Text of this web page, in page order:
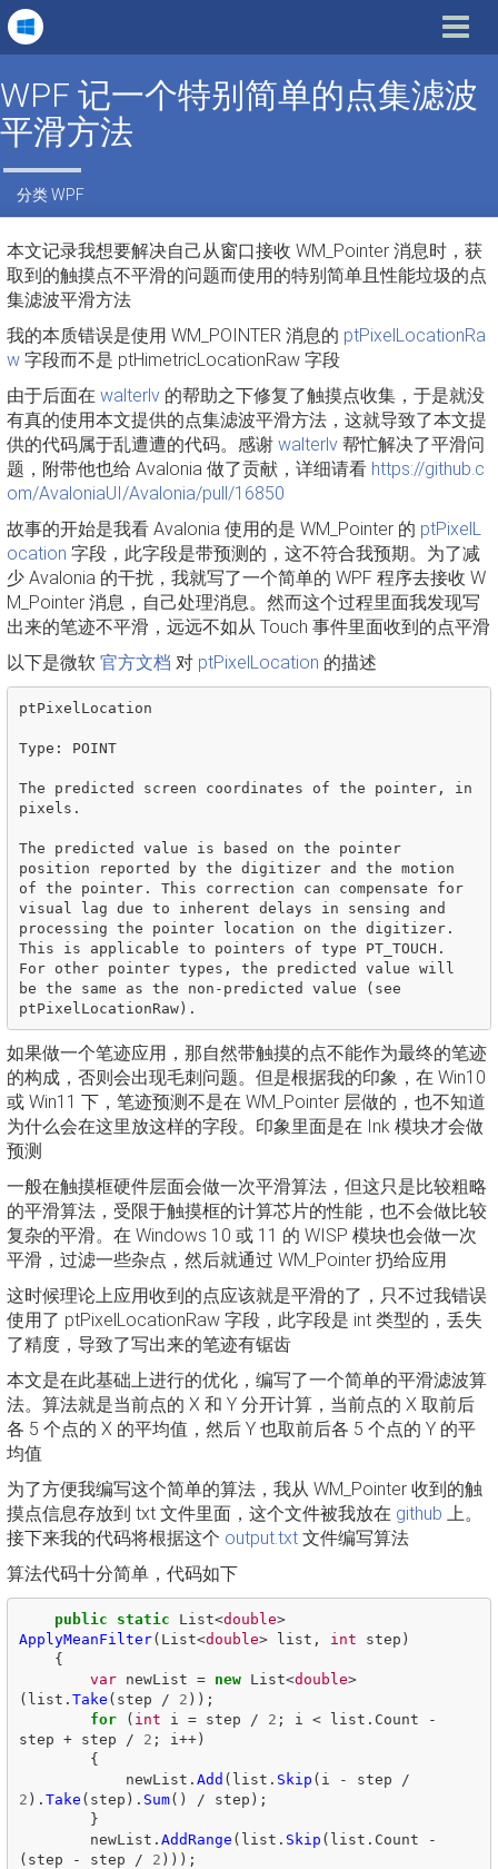
Toggle
WPF 记一个特别简单的点集滤波
平滑方法
分类WPF
本文记录我想要解决自己从窗口接收 WM_Pointer 消息时，获
取到的触摸点不平滑的问题而使用的特别简单且性能垃圾的点
集滤波平滑方法
我的本质错误是使用 WM_POINTER 消息的 ptPixelLocationRa
w 字段而不是 ptHimetricLocationRaw 字段
由于后面在 walterlv 的帮助之下修复了触摸点收集，于是就没
有真的使用本文提供的点集滤波平滑方法，这就导致了本文提
供的代码属于乱遭遭的代码。感谢 walterlv 帮忙解决了平滑问
题，附带他也给 Avalonia 做了贡献，详细请看 https://github.c
om/AvaloniaUI/Avalonia/pull/16850
故事的开始是我看 Avalonia 使用的是 WM_Pointer 的 ptPixelL
ocation 字段，此字段是带预测的，这不符合我预期。为了减
少 Avalonia 的干扰，我就写了一个简单的 WPF 程序去接收 W
M_Pointer 消息，自己处理消息。然而这个过程里面我发现写
出来的笔迹不平滑，远远不如从 Touch 事件里面收到的点平滑
以下是微软 官方文档 对 ptPixelLocation 的描述
ptPixelLocation
Type: POINT
The predicted screen coordinates of the pointer, in
pixels.
The predicted value is based on the pointer
position reported by the digitizer and the motion
of the pointer. This correction can compensate for
visual lag due to inherent delays in sensing and
processing the pointer location on the digitizer.
This is applicable to pointers of type PT_TOUCH.
For other pointer types, the predicted value will
be the same as the non-predicted value (see
如果做一个笔迹应用，那自然带触摸的点不能作为最终的笔迹
的构成，否则会出现毛刺问题。但是根据我的印象，在 Win10
或 Win11 下，笔迹预测不是在 WM_Pointer 层做的，也不知道
为什么会在这里放这样的字段。印象里面是在 Ink 模块才会做
预测
一般在触摸框硬件层面会做一次平滑算法，但这只是比较粗略
的平滑算法，受限于触摸框的计算芯片的性能，也不会做比较
复杂的平滑。在 Windows 10 或 11 的 WISP 模块也会做一次
平滑，过滤一些杂点，然后就通过 WM_Pointer 扔给应用
这时候理论上应用收到的点应该就是平滑的了，只不过我错误
使用了 ptPixelLocationRaw 字段，此字段是 int 类型的，丢失
了精度，导致了写出来的笔迹有锯齿
本文是在此基础上进行的优化，编写了一个简单的平滑滤波算
法。算法就是当前点的 X 和 Y 分开计算，当前点的 X 取前后
各 5 个点的 X 的平均值，然后 Y 也取前后各 5 个点的 Y 的平
均值
为了方便我编写这个简单的算法，我从 WM_Pointer 收到的触
摸点信息存放到 txt 文件里面，这个文件被我放在 github 上。
接下来我的代码将根据这个 output.txt 文件编写算法
算法代码十分简单，代码如下
public static List<double>
ApplyMeanFilter( List<double> list , int step )
{
var
newList = new List<double>
( list . Take ( step / 2 ));
for
( int i = step / 2 ; i < list . Count
-
step + step / 2 ; i ++)
{
newList . Add ( list . Skip ( i - step
/
2 ). Take ( step ). Sum() / step );
}
newList . AddRange ( list . Skip ( list . Count
-
( step - step / 2 )));